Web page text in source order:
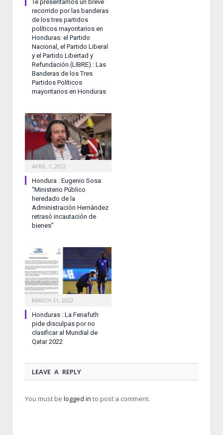
Te presentamos un breve
recorrido por las banderas
de los tres partidos
políticos mayoritarios en
Honduras: el Partido
Nacional, el Partido Liberal
y el Partido Libertad y
Refundación (LIBRE).: Las
Banderas de los Tres
Partidos Políticos
mayoritarios en Honduras
APRIL 1, 2022
Hondura : Eugenio Sosa:
“Ministerio Público
heredado de la
Administración Hernández
retrasó incautación de
bienes”
MARCH 31, 2022
Honduras : La Fenafuth
pide disculpas por no
clasificar al Mundial de
Qatar 2022
LEAVE A REPLY
You must be logged in to post a comment.